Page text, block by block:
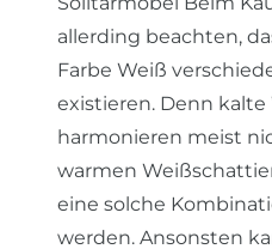
allerding beachten,
Farbe Weiß
existieren. Denn
harmonieren meist
warmen
eine solche
werden. Ansonsten